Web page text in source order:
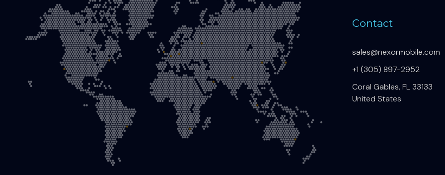
Contact
sales@nexormobile.com
+1 (305) 897-2952
Coral Gables, FL 33133
United States